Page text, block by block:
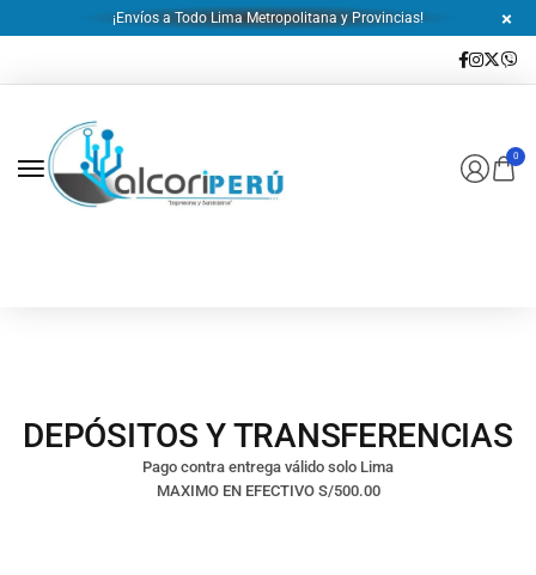
¡Envíos a Todo Lima Metropolitana y Provincias!
0
DEPÓSITOS Y TRANSFERENCIAS
Pago contra entrega válido solo Lima
MAXIMO EN EFECTIVO S/500.00